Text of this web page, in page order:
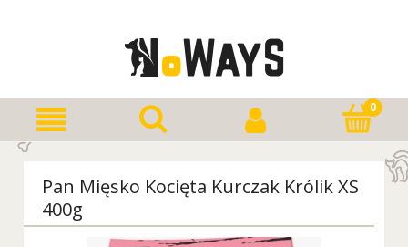
Pan Mięsko Kocięta Kurczak Królik XS
400g